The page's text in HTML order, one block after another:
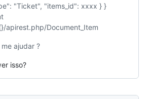
"Ticket", "items_id": xxxx } }
apirest.php/Document_Item
ajudar ?
isso?